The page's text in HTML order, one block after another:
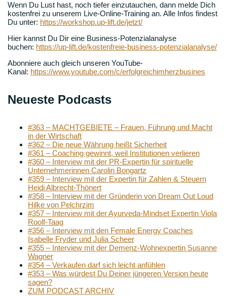
Wenn Du Lust hast, noch tiefer einzutauchen, dann melde Dich
kostenfrei zu unserem Live-Online-Training an. Alle Infos findest
Du unter: https://workshop.up-lift.de/jetzt/
Hier kannst Du Dir eine Business-Potenzialanalyse
buchen: https://up-lift.de/kostenfreie-business-potenzialanalyse/
Abonniere auch gleich unseren YouTube-
Kanal: https://www.youtube.com/c/erfolgreichimherzbusines
Neueste Podcasts
#363 – MACHTGEBIETE – Frauen, Führung und Macht
in der Wirtschaft
#362 – Die neue Währung heißt Sicherheit
#361 – Coaching gewinnt, weil Institutionen verlieren
#360 – Interview mit der PR-Expertin für spirituelle
Unternehmerinnen Carolin Bongartz
#359 – Interview mit der Expertin für Zahlen & Steuern
Heidi Albrecht-Thönert
#358 – Interview mit der Gründerin von Dream Out Loud
Hilke von Pelchrzim
#357 – Interview mit der Ayurveda-Mindset Expertin Viola
Roolf-Taag
#356 – Interview mit den Female Energy Coaches
Isabelle Fryder und Julia Scheer
#355 – Interview mit der Demenz-Wohnexpertin Susanne
Wagner
#354 – Verkaufen darf sich leicht anfühlen
#353 – Was würdest Du Deiner jüngeren Version heute
sagen?
ZUM PODCAST ARCHIV